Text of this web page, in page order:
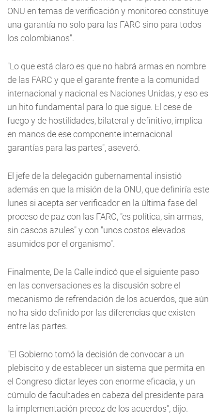
ONU en temas de verificación y monitoreo constituye
una garantía no solo para las FARC sino para todos
los colombianos".
"Lo que está claro es que no habrá armas en nombre
de las FARC y que el garante frente a la comunidad
internacional y nacional es Naciones Unidas, y eso es
un hito fundamental para lo que sigue. El cese de
fuego y de hostilidades, bilateral y definitivo, implica
en manos de ese componente internacional
garantías para las partes", aseveró.
El jefe de la delegación gubernamental insistió
además en que la misión de la ONU, que definiría este
lunes si acepta ser verificador en la última fase del
proceso de paz con las FARC, "es política, sin armas,
sin cascos azules" y con "unos costos elevados
asumidos por el organismo".
Finalmente, De la Calle indicó que el siguiente paso
en las conversaciones es la discusión sobre el
mecanismo de refrendación de los acuerdos, que aún
no ha sido definido por las diferencias que existen
entre las partes.
"El Gobierno tomó la decisión de convocar a un
plebiscito y de establecer un sistema que permita en
el Congreso dictar leyes con enorme eficacia, y un
cúmulo de facultades en cabeza del presidente para
la implementación precoz de los acuerdos", dijo.